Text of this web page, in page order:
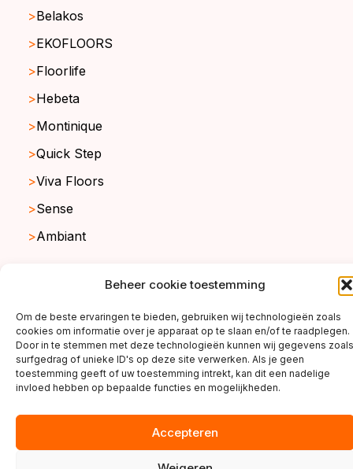
Beheer cookie toestemming
Om de beste ervaringen te bieden, gebruiken wij technologieën zoals
cookies om informatie over je apparaat op te slaan en/of te raadplegen.
Door in te stemmen met deze technologieën kunnen wij gegevens zoals
surfgedrag of unieke ID's op deze site verwerken. Als je geen
toestemming geeft of uw toestemming intrekt, kan dit een nadelige
invloed hebben op bepaalde functies en mogelijkheden.
Accepteren
Belakos
EKOFLOORS
Floorlife
Hebeta
Montinique
Quick Step
Viva Floors
Sense
Ambiant